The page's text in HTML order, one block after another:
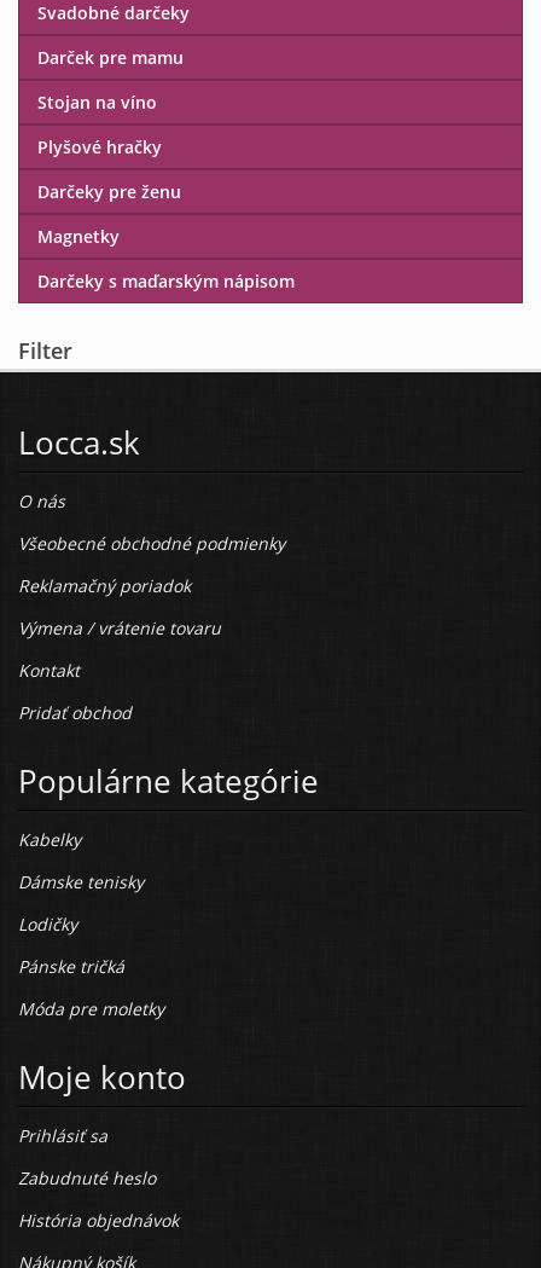
Svadobné darčeky
Darček pre mamu
Stojan na víno
Plyšové hračky
Darčeky pre ženu
Magnetky
Darčeky s maďarským nápisom
Filter
Locca.sk
O nás
Všeobecné obchodné podmienky
Reklamačný poriadok
Výmena / vrátenie tovaru
Kontakt
Pridať obchod
Populárne kategórie
Kabelky
Dámske tenisky
Lodičky
Pánske tričká
Móda pre moletky
Moje konto
Prihlásiť sa
Zabudnuté heslo
História objednávok
Nákupný košík